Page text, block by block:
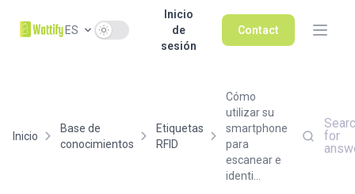
ES Use setting
Inicio
de
sesión
Contact
Inicio
Base de
conocimientos
Etiquetas
RFID
Cómo
utilizar su
smartphone
para
escanear e
identi...
for